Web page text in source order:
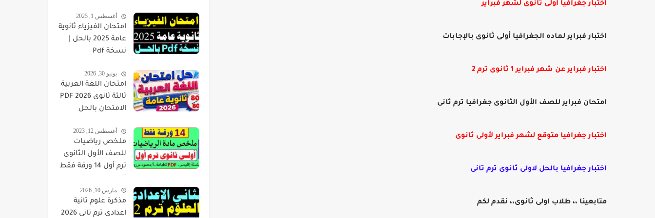
اختبار جغرافيا أولى ثانوى لشهر فبراير
اختبار فبراير لماده الجغرافيا أولى ثانوى بالإجابات
اختبار فبراير عن شهر فبراير 1 ثانوى ترم 2
امتحان فبراير للصف الأول الثانوى جغرافيا ترم ثانى
اختبار جغرافيا متوقع لشهر فبراير لأولى ثانوى
اختبار جغرافيا بالحل لاولى ثانوى ترم تانى
متابعينا ،، طلاب اولى ثانوى،، نقدم لكم
أغسطس 1, 2025
امتحان الفيزياء ثانوية
عامة 2025 بالحل |
نسخة Pdf
يونيو 30, 2026
امتحان اللغة العربية
ثالثة ثانوى 2026 PDF
الامتحان بالحل
أغسطس 12, 2023
ملخص رياضيات
للصف الأول الثانوى
ترم أول 14 ورقة فقط
مارس 10, 2026
مذكرة علوم تانية
اعدادى ترم تانى 2026